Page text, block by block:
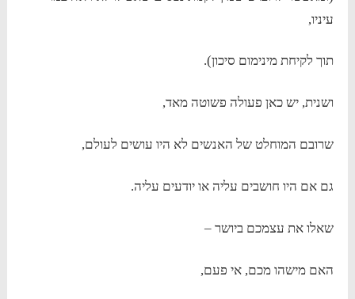
עיניו,
תוך לקיחת מינימום סיכון).
ושנית, יש כאן פעולה פשוטה מאד,
שרובם המוחלט של האנשים לא היו עושים לעולם,
גם אם היו חושבים עליה או יודעים עליה.
שאלו את עצמכם ביושר –
האם מישהו מכם, אי פעם,